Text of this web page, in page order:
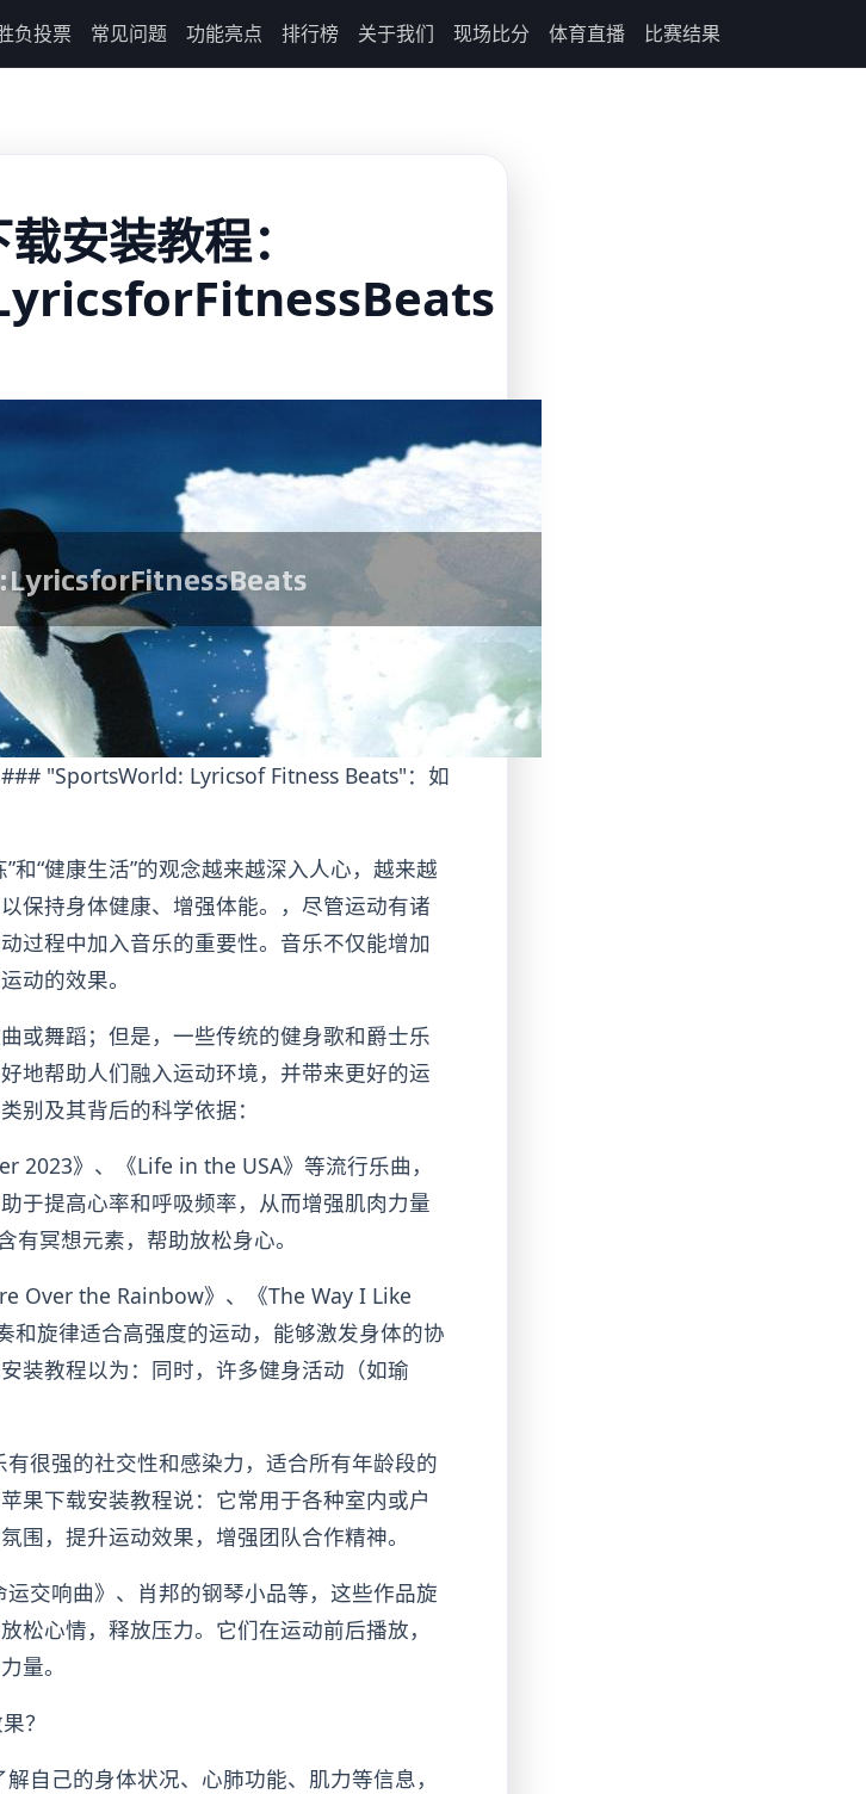
负投票 常见问题 功能亮点 排行榜 关于我们 现场比分 体育直播 比赛结果
安装教程：
"SportsWorld: Lyricsof Fitness Beats"：如
和“健康生活”的观念越来越深入人心，越来越
保持身体健康、增强体能。，尽管运动有诸
过程中加入音乐的重要性。音乐不仅能增加
动的效果。
或舞蹈；但是，一些传统的健身歌和爵士乐
地帮助人们融入运动环境，并带来更好的运
别及其背后的科学依据：
》、《Life in the USA》等流行乐曲，
于提高心率和呼吸频率，从而增强肌肉力量
冥想元素，帮助放松身心。
Over the Rainbow》、《The Way I Like
和旋律适合高强度的运动，能够激发身体的协
装教程以为：同时，许多健身活动（如瑜
很强的社交性和感染力，适合所有年龄段的
果下载安装教程说：它常用于各种室内或户
围，提升运动效果，增强团队合作精神。
交响曲》、肖邦的钢琴小品等，这些作品旋
松心情，释放压力。它们在运动前后播放，
量。
？
自己的身体状况、心肺功能、肌力等信息，